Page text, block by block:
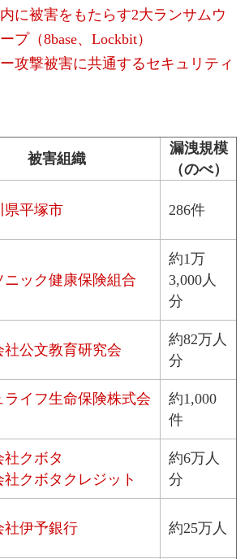
に被害をもたらす2大ランサムウ
プ（8base、Lockbit）
攻撃被害に共通するセキュリティ
被害組織
漏洩規模
（のべ）
県平塚市 286件
ニック健康保険組合
約1万
3,000人
分
社公文教育研究会
約82万人
分
ライフ生命保険株式会
約1,000
件
社クボタ
社クボタクレジット
約6万人
分
社伊予銀行 約25万人